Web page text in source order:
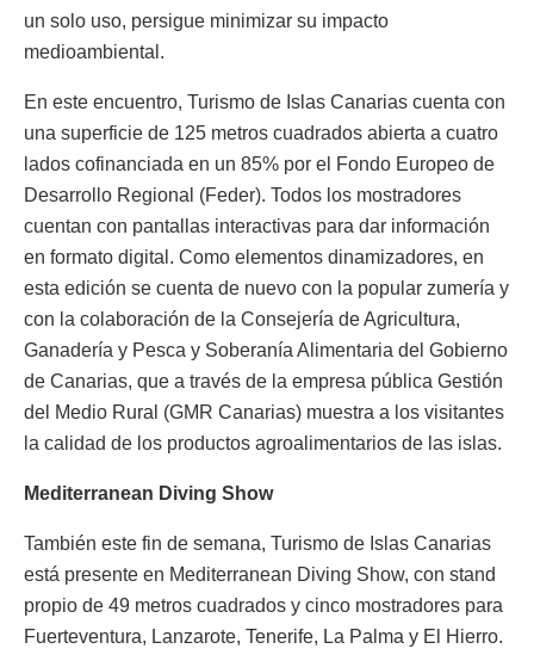
un solo uso, persigue minimizar su impacto
medioambiental.
En este encuentro, Turismo de Islas Canarias cuenta con
una superficie de 125 metros cuadrados abierta a cuatro
lados cofinanciada en un 85% por el Fondo Europeo de
Desarrollo Regional (Feder). Todos los mostradores
cuentan con pantallas interactivas para dar información
en formato digital. Como elementos dinamizadores, en
esta edición se cuenta de nuevo con la popular zumería y
con la colaboración de la Consejería de Agricultura,
Ganadería y Pesca y Soberanía Alimentaria del Gobierno
de Canarias, que a través de la empresa pública Gestión
del Medio Rural (GMR Canarias) muestra a los visitantes
la calidad de los productos agroalimentarios de las islas.
Mediterranean Diving Show
También este fin de semana, Turismo de Islas Canarias
está presente en Mediterranean Diving Show, con stand
propio de 49 metros cuadrados y cinco mostradores para
Fuerteventura, Lanzarote, Tenerife, La Palma y El Hierro.